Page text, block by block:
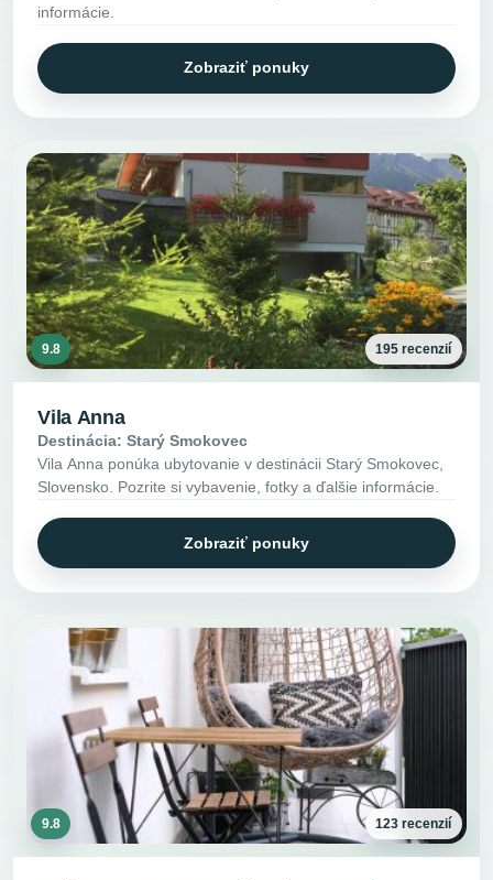
informácie.
Zobraziť ponuky
9.8 195 recenzií
Vila Anna
Destinácia: Starý Smokovec
Vila Anna ponúka ubytovanie v destinácii Starý Smokovec,
Slovensko. Pozrite si vybavenie, fotky a ďalšie informácie.
Zobraziť ponuky
9.8 123 recenzií